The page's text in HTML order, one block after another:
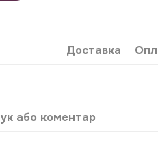
Доставка
або коментар